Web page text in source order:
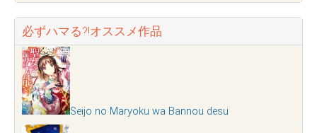
必ずハマる?!オススメ作品
Seijo no Maryoku wa Bannou desu